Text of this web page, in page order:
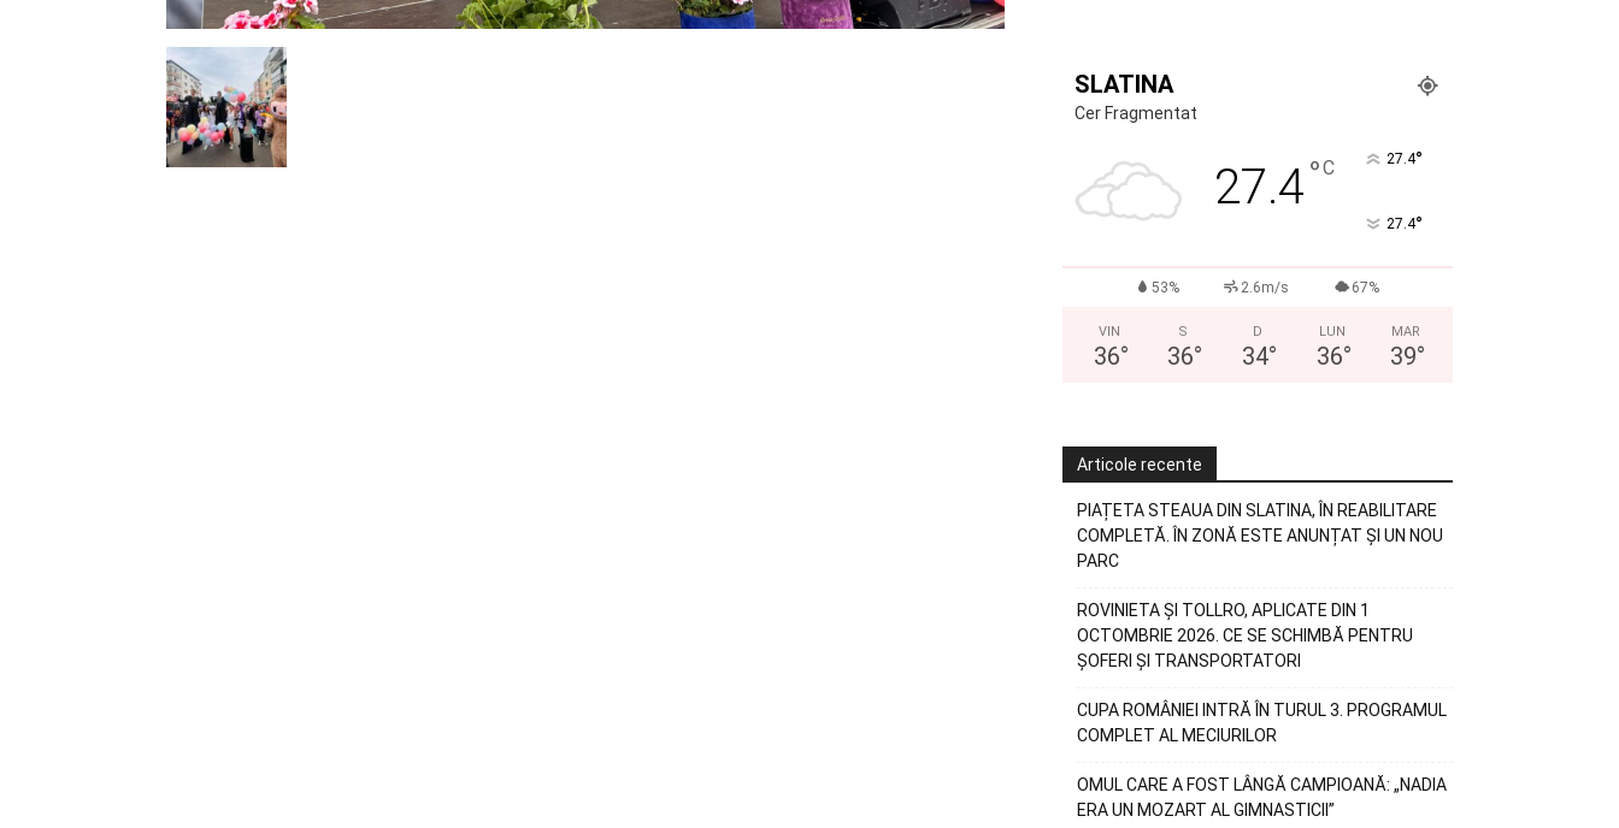
SLATINA
Cer Fragmentat
27.4°C 27.4°
27.4°
53% 2.6m/s 67%
VIN
36°
S
36°
D
34°
LUN
36°
MAR
39°
Articole recente
PIAȚETA STEAUA DIN SLATINA, ÎN REABILITARE
COMPLETĂ. ÎN ZONĂ ESTE ANUNȚAT ȘI UN NOU
PARC
ROVINIETA ȘI TOLLRO, APLICATE DIN 1
OCTOMBRIE 2026. CE SE SCHIMBĂ PENTRU
ȘOFERI ȘI TRANSPORTATORI
CUPA ROMÂNIEI INTRĂ ÎN TURUL 3. PROGRAMUL
COMPLET AL MECIURILOR
OMUL CARE A FOST LÂNGĂ CAMPIOANĂ: „NADIA
ERA UN MOZART AL GIMNASTICII”